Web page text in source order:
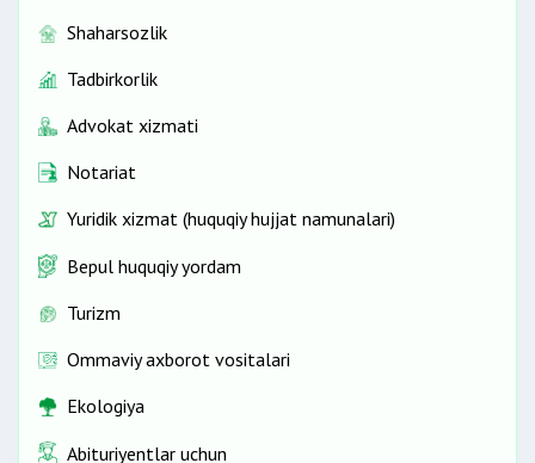
Shaharsozlik
Tadbirkorlik
Advokat xizmati
Notariat
Yuridik xizmat (huquqiy hujjat namunalari)
Bepul huquqiy yordam
Turizm
Ommaviy axborot vositalari
Ekologiya
Abituriyentlar uchun